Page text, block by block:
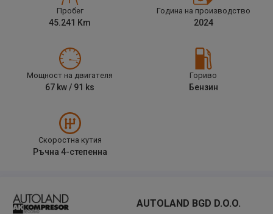
Пробег
45.241 Km
Година на производство
2024
Мощност на двигателя
67 kw / 91 ks
Гориво
Бензин
Скоростна кутия
Ръчна 4-степенна
AUTOLAND BGD D.o.o.